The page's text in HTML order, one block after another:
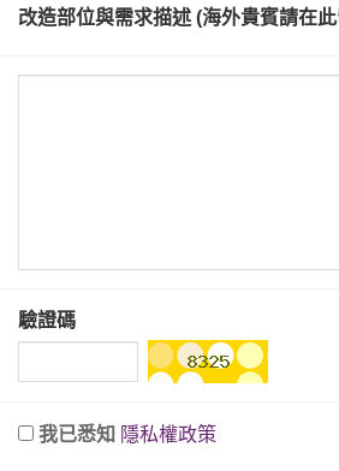
改造部位與需求描述 (海外貴賓請在
驗證碼
我已悉知 隱私權政策